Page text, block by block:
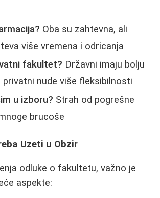
Oba su zahtevna, ali
više vremena i odricanja
fakultet? Državni imaju bolju
privatni nude više fleksibilnosti
u izboru? Strah od pogrešne
brucoše
Uzeti u Obzir
odluke o fakultetu, važno je
aspekte: